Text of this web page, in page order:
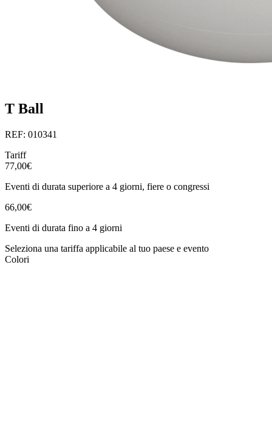
T Ball
REF: 010341
Tariff
77,00€
Eventi di durata superiore a 4 giorni, fiere o congressi
66,00€
Eventi di durata fino a 4 giorni
Seleziona una tariffa applicabile al tuo paese e evento
Colori